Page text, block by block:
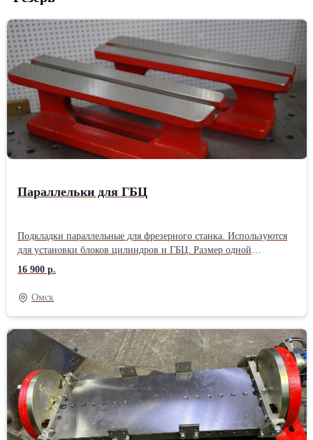
Параллельки для ГБЦ
Подкладки параллельные для фрезерного станка. Используются
для установки блоков цилиндров и ГБЦ. Размер одной
параллельки: 0,4х0,1х0,12 м. Масса одной параллельки: 12 кг.
Материал изготовления: чугун
16 900 р.
Омск